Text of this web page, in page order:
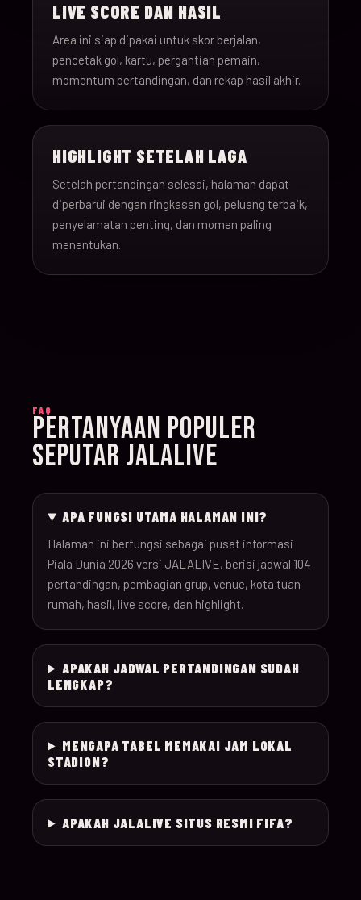
016
15-Jun-
12:00
017
16-Jun-
15:00 France v Senegal
018
26
18:00
019
16-Jun-
26
20:00 Argentina v Algeria
020 21:00 Austria v Jordan
26
023
17-Jun-
12:00
17-Jun-
26
18-Jun-
26
12:00
18-Jun-
26
Switzerland v
Herzegovina
027
18-Jun-
15:00 Canada v Qatar
028
26
19:00 Mexico v South
029 21:00 Brazil v Haiti
LIVE SCORE DAN HASIL
Area ini siap dipakai untuk skor berjalan,
pencetak gol, kartu, pergantian pemain,
momentum pertandingan, dan rekap hasil akhir.
HIGHLIGHT SETELAH LAGA
Setelah pertandingan selesai, halaman dapat
diperbarui dengan ringkasan gol, peluang terbaik,
penyelamatan penting, dan momen paling
menentukan.
FAQ
PERTANYAAN POPULER
SEPUTAR JALALIVE
APA FUNGSI UTAMA HALAMAN INI?
Halaman ini berfungsi sebagai pusat informasi
Piala Dunia 2026 versi JALALIVE, berisi jadwal 104
pertandingan, pembagian grup, venue, kota tuan
rumah, hasil, live score, dan highlight.
APAKAH JADWAL PERTANDINGAN SUDAH
LENGKAP?
MENGAPA TABEL MEMAKAI JAM LOKAL
STADION?
APAKAH JALALIVE SITUS RESMI FIFA?